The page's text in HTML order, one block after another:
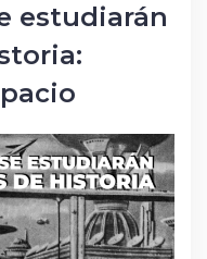
estudiarán